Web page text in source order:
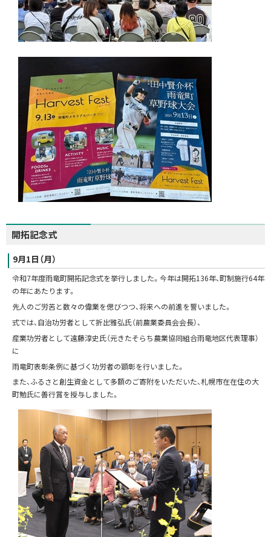
開拓記念式
9月1日（月）
令和7年度雨竜町開拓記念式を挙行しました。今年は開拓136年、町制施行64年
の年にあたります。
先人のご労苦と数々の偉業を偲びつつ、将来への前進を誓いました。
式では、自治功労者として折出雅弘氏（前農業委員会会長）、
産業功労者として遠藤淳史氏（元きたそらち農業協同組合雨竜地区代表理事）
に
雨竜町表彰条例に基づく功労者の顕彰を行いました。
また、ふるさと創生資金として多額のご寄附をいただいた、札幌市在在住の大
町勉氏に善行賞を授与しました。